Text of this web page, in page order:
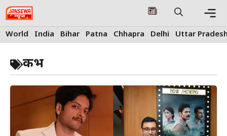
Skip
to
content
World India Bihar Patna Chhapra Delhi Uttar
कभ